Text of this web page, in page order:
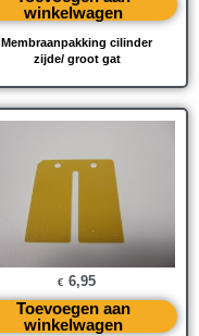
Membraanpakking cilinder
zijde/ groot gat
winkelwagen
€ 6,95
Toevoegen aan
winkelwagen